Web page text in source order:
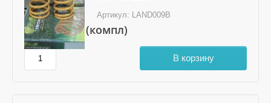
Артикул: LAND009B
20 800руб. (компл)
В корзину